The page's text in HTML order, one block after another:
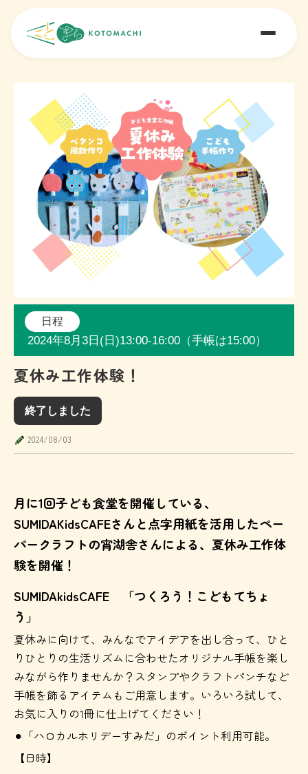
日程
2024年8月3日(日)13:00-16:00（手帳は15:00）
夏休み工作体験！
終了しました
2024/08/03
月に1回子ども食堂を開催している、
SUMIDAKidsCAFEさんと点字用紙を活用したペー
パークラフトの宵湖舎さんによる、夏休み工作体
験を開催！
SUMIDAkidsCAFE 「つくろう！こどもてちょ
う」
夏休みに向けて、みんなでアイデアを出し合って、ひと
りひとりの生活リズムに合わせたオリジナル手帳を楽し
みながら作りませんか？スタンプやクラフトパンチなど
手帳を飾るアイテムもご用意します。いろいろ試して、
お気に入りの1冊に仕上げてください！
⚫︎「ハロカルホリデーすみだ」のポイント利用可能。
【日時】